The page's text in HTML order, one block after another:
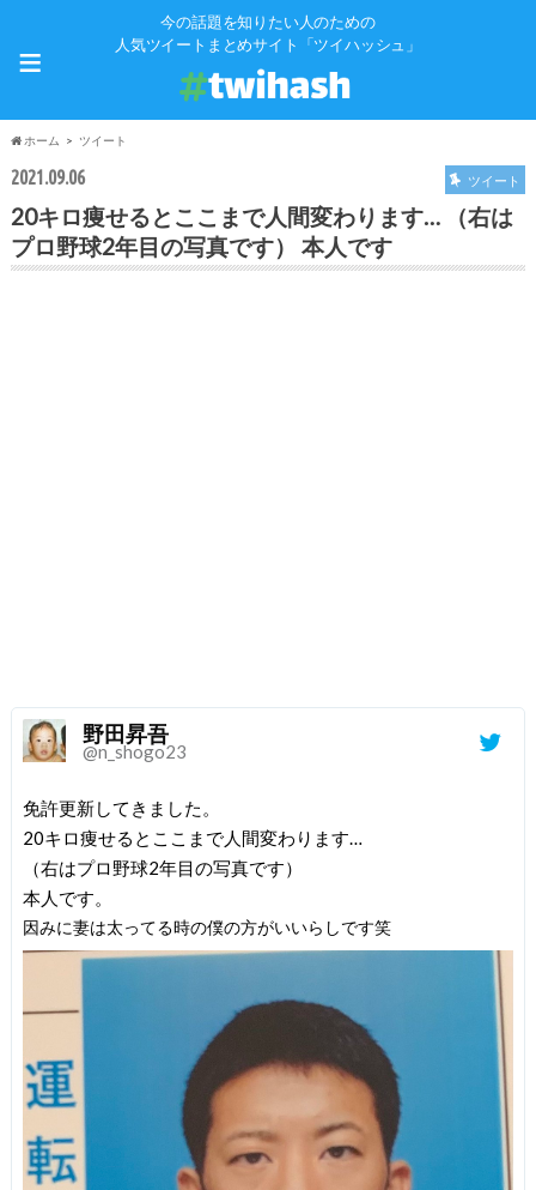
今の話題を知りたい人のための
人気ツイートまとめサイト「ツイハッシュ」
≡
ホーム ツイート
2021.09.06 ツイート
20キロ痩せるとここまで人間変わります… （右は
プロ野球2年目の写真です） 本人です
野田昇吾
@n_shogo23
免許更新してきました。
20キロ痩せるとここまで人間変わります…
（右はプロ野球2年目の写真です）
本人です。
因みに妻は太ってる時の僕の方がいいらしです笑